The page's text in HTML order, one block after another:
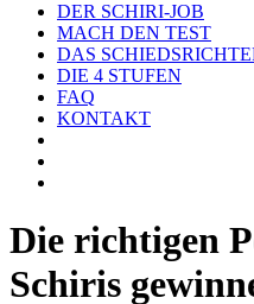
DER SCHIRI-JOB
MACH DEN TEST
DAS
DIE 4 STUFEN
FAQ
KONTAKT
Die richtigen
Schiris